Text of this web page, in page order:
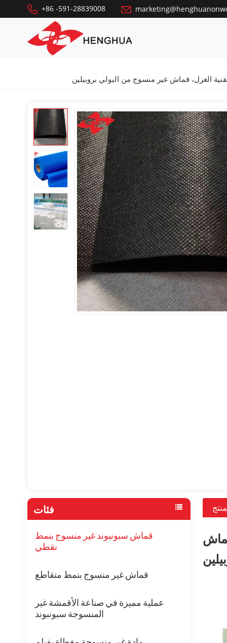
+86 -591-28839008
الغزل، قماش غير منسوج من البولي بروبيلين
فئات
قماش سبونبوند غير منسوج بنمط
نقطي
قماش غير منسوج بنمط متقاطع
عملية مميزة في صناعة الأقمشة غير
المنسوجة سبونبوند